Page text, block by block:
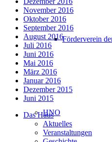
Förderverein
HNO
November 2016
Oktober 2016
September 2016
August 2016
Juli 2016
Juni 2016
Mai 2016
März 2016
Januar 2016
Dezember 2015
Juni 2015
Das Haus
Aktuelles
Veranstaltungen